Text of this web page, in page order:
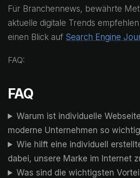
Für Branchennews, bewährte
aktuelle digitale Trends
einen Blick auf Search Engine
FAQ:
FAQ
Warum ist individuelle
moderne Unternehmen so
Wie hilft eine individuell
dabei, unsere Marke im Internet
Was sind die wichtigsten